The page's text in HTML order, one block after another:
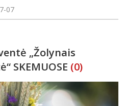
iki 12:30 val., Juozo Keliuočio
07
„Žolynais
SKEMUOSE (0)